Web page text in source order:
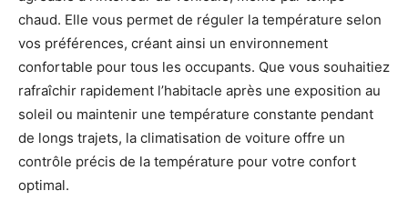
chaud. Elle vous permet de réguler la température selon
vos préférences, créant ainsi un environnement
confortable pour tous les occupants. Que vous souhaitiez
rafraîchir rapidement l’habitacle après une exposition au
soleil ou maintenir une température constante pendant
de longs trajets, la climatisation de voiture offre un
contrôle précis de la température pour votre confort
optimal.